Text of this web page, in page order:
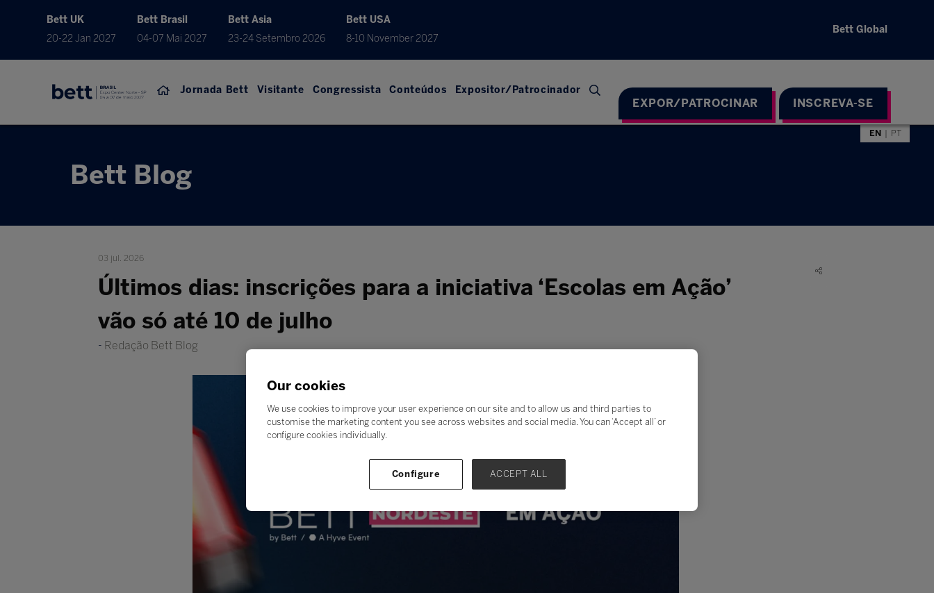
Bett UK
20-22 Jan 2027
Bett Brasil
04-07 Mai 2027
Bett Asia
23-24 Setembro 2026
Bett USA
8-10 November 2027
Bett Global
Jornada Bett Visitante Congressista Conteúdos Expositor/Patrocinador
EXPOR/PATROCINAR INSCREVA-SE
EN PT
Bett Blog
03 jul. 2026
Últimos dias: inscrições para a iniciativa ‘Escolas em Ação’
vão só até 10 de julho
Redação Bett Blog
Our cookies
We use cookies to improve your user experience on our site and to allow us and third parties to
customise the marketing content you see across websites and social media. You can ‘Accept all’ or
configure cookies individually.
Configure ACCEPT ALL